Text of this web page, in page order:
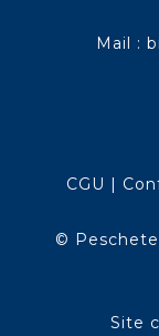
Mail :
CGU |
©
Site